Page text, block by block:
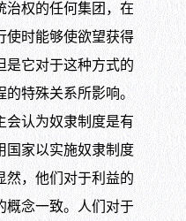
治权的任何集团，在
使时能够使欲望获得
是它对于这种方式的
的特殊关系所影响。
会认为奴隶制度是有
国家以实施奴隶制度
然，他们对于利益的
概念一致。人们对于